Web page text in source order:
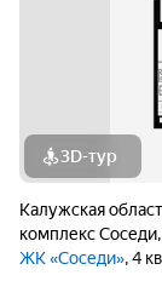
3D-тур
Калужская
комплекс Соседи,
ЖК «Соседи», 4